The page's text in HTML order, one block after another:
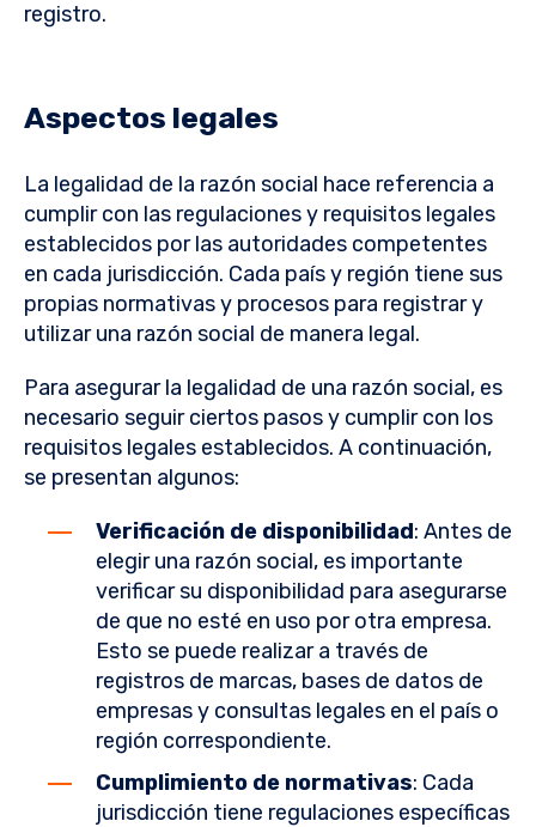
registro.
Aspectos legales
La legalidad de la razón social hace referencia a
cumplir con las regulaciones y requisitos legales
establecidos por las autoridades competentes
en cada jurisdicción. Cada país y región tiene sus
propias normativas y procesos para registrar y
utilizar una razón social de manera legal.
Para asegurar la legalidad de una razón social, es
necesario seguir ciertos pasos y cumplir con los
requisitos legales establecidos. A continuación,
se presentan algunos:
Verificación de disponibilidad: Antes de
elegir una razón social, es importante
verificar su disponibilidad para asegurarse
de que no esté en uso por otra empresa.
Esto se puede realizar a través de
registros de marcas, bases de datos de
empresas y consultas legales en el país o
región correspondiente.
Cumplimiento de normativas: Cada
jurisdicción tiene regulaciones específicas